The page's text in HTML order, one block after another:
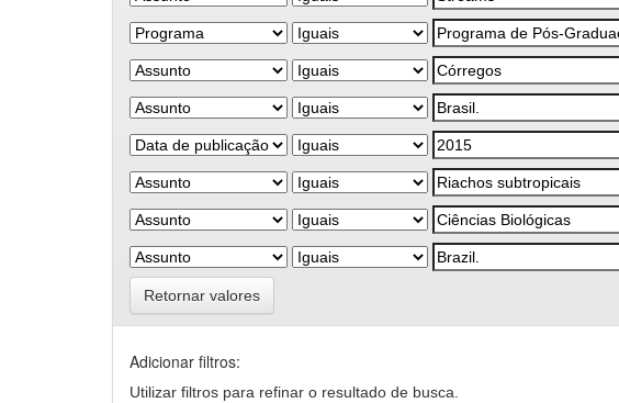
Retornar valores
Adicionar filtros:
Utilizar filtros para refinar o resultado de busca.